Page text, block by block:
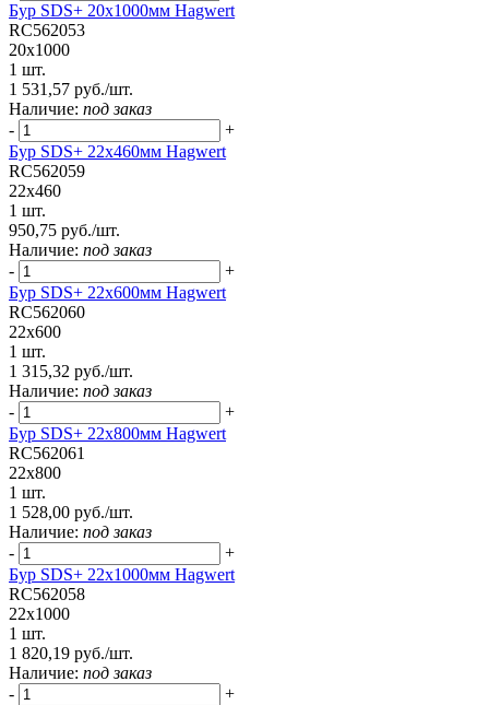
Бур SDS+ 20х1000мм Hagwert
RC562053
20x1000
1 шт.
1 531,57 руб./шт.
Наличие: под заказ
-
+
Бур SDS+ 22х460мм Hagwert
RC562059
22x460
1 шт.
950,75 руб./шт.
Наличие: под заказ
-
+
Бур SDS+ 22х600мм Hagwert
RC562060
22x600
1 шт.
1 315,32 руб./шт.
Наличие: под заказ
-
+
Бур SDS+ 22х800мм Hagwert
RC562061
22x800
1 шт.
1 528,00 руб./шт.
Наличие: под заказ
-
+
Бур SDS+ 22х1000мм Hagwert
RC562058
22x1000
1 шт.
1 820,19 руб./шт.
Наличие: под заказ
-
+